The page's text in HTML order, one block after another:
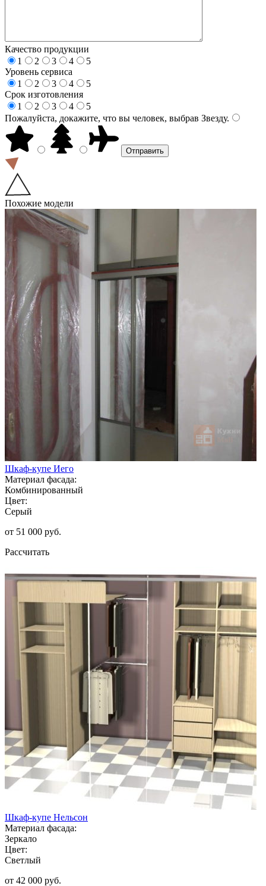
Качество продукции
1
2 3 4
5
Уровень сервиса
1
2 3 4
5
Срок изготовления
1
2 3 4
5
Пожалуйста, докажите, что вы человек, выбрав Звезду.
Похожие модели
Шкаф-купе Иего
Материал фасада:
Комбинированный
Цвет:
Серый
от 51 000 руб.
Рассчитать
Шкаф-купе Нельсон
Материал фасада:
Зеркало
Цвет:
Светлый
от 42 000 руб.